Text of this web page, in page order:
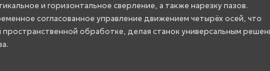
и горизонтальное сверление, а также нарезку пазов.
согласованное управление движением четырёх осей, что
обработке, делая станок универсальным